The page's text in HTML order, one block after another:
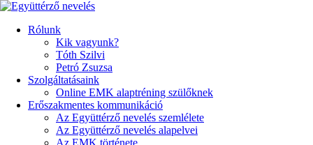
Rólunk
Kik vagyunk?
Tóth Szilvi
Petró Zsuzsa
Szolgáltatásaink
Online EMK alaptréning szülőknek
Erőszakmentes kommunikáció
Az Együttérző nevelés szemlélete
Az Együttérző nevelés alapelvei
Az EMK története